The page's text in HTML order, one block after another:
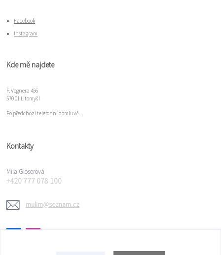
Facebook
Instagram
Kde mě najdete
F. Vognera 456
570 01 Litomyšl
Po předchozí telefonní domluvě.
Kontakty
Míla Gloserová
+420 777 078 100
mulim@seznam.cz